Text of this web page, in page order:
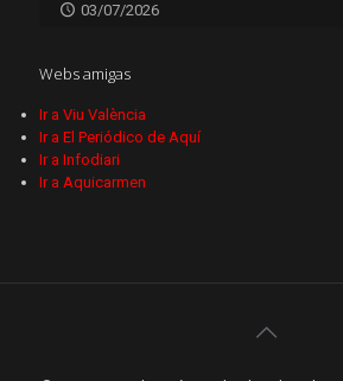
03/07/2026
Webs amigas
Ir a Viu València
Ir a El Periódico de Aquí
Ir a Infodiari
Ir a Aquicarmen